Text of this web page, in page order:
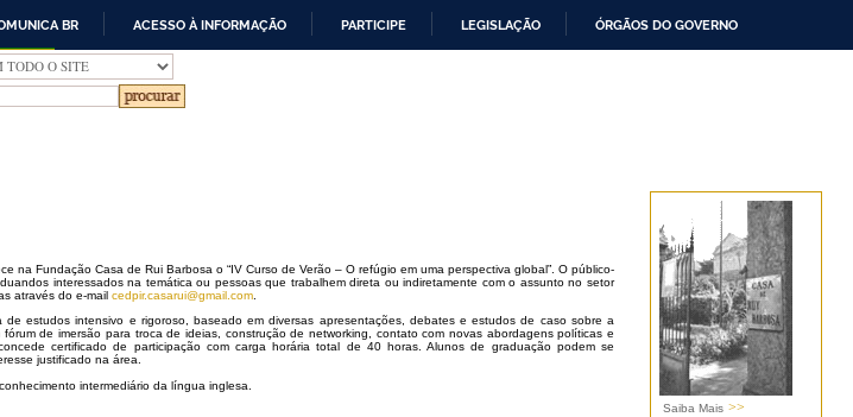
IR
PARA
O
CONTEÚDO
BR ACESSO À INFORMAÇÃO PARTICIPE LEGISLAÇÃO ÓRGÃOS DO GOVERNO
Saiba Mais >>
na Fundação Casa de Rui Barbosa o “IV Curso de Verão – O refúgio em uma perspectiva global”. O público-
interessados na temática ou pessoas que trabalhem direta ou indiretamente com o assunto no setor
através do e-mail cedpir.casarui@gmail.com
de estudos intensivo e rigoroso, baseado em diversas apresentações, debates e estudos de caso sobre a
de imersão para troca de ideias, construção de networking, contato com novas abordagens políticas e
certificado de participação com carga horária total de 40 horas. Alunos de graduação podem se
justificado na área.
intermediário da língua inglesa.